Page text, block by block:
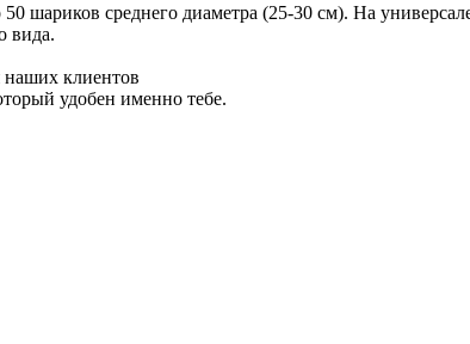
среднего диаметра (25-30 см). На
вида.
клиентов
удобен именно тебе.